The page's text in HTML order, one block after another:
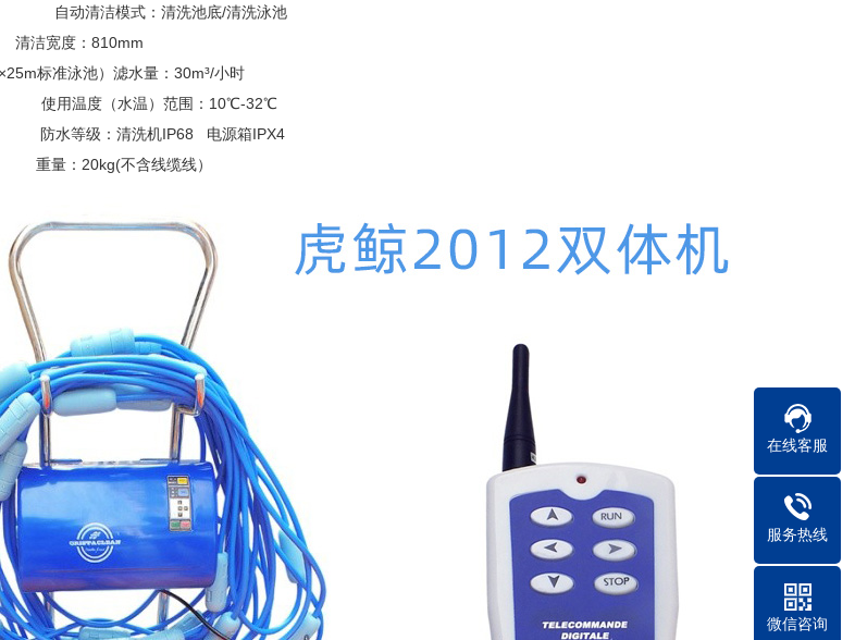
自动清洁模式：清洗池底/清洗泳池
度：810mm
标准泳池）滤水量：30m³/小时
用温度（水温）范围：10℃-32℃
等级：清洗机IP68 电源箱IPX4
：20kg(不含线缆线）
在线客服
服务热线
微信咨询